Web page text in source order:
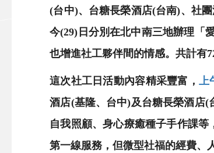
(台中)、台糖長榮酒店(台南)、社
今(29)日分別在北中南三地辦理「
也增進社工夥伴間的情感。共計有
這次社工日活動內容精采豐富，
酒店(基隆、台中)及台糖長榮酒店
自我照顧、身心療癒種子手作課
第一線服務，但微型社福的經費、